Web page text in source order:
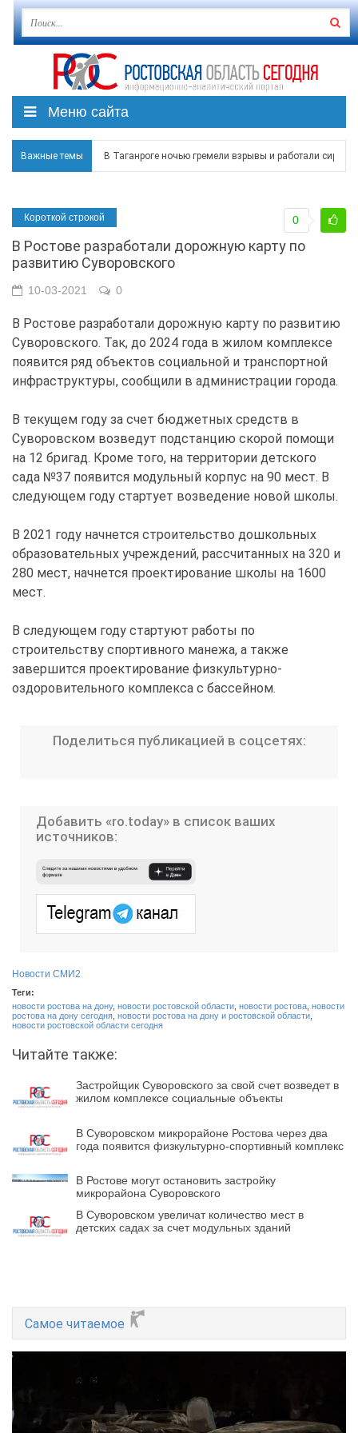
Меню сайта
Важные темы В Таганроге ночью гремели взрывы и работали сирены
Застройщики: градостроительная политика на Дону
Режим ЧС регионального характера начал
В Чеховской библиотеке Таганрога открылась
Короткой строкой
В Ростове разработали дорожную карту по
развитию Суворовского
0
10-03-2021 0
В Ростове разработали дорожную карту по развитию
Суворовского. Так, до 2024 года в жилом комплексе
появится ряд объектов социальной и транспортной
инфраструктуры, сообщили в администрации города.
В текущем году за счет бюджетных средств в
Суворовском возведут подстанцию скорой помощи
на 12 бригад. Кроме того, на территории детского
сада №37 появится модульный корпус на 90 мест. В
следующем году стартует возведение новой школы.
В 2021 году начнется строительство дошкольных
образовательных учреждений, рассчитанных на 320 и
280 мест, начнется проектирование школы на 1600
мест.
В следующем году стартуют работы по
строительству спортивного манежа, а также
завершится проектирование физкультурно-
оздоровительного комплекса с бассейном.
Поделиться публикацией в соцсетях:
Добавить «ro.today» в список ваших
источников:
Новости СМИ2
Теги:
новости ростова на дону, новости ростовской области новости ростова новости
ростова на дону сегодня новости ростова на дону и ростовской области
новости ростовской области сегодня
Читайте также:
Застройщик Суворовского за свой счет возведет в
жилом комплексе социальные объекты
В Суворовском микрорайоне Ростова через два
года появится физкультурно-спортивный комплекс
В Ростове могут остановить застройку
микрорайона Суворовского
В Суворовском увеличат количество мест в
детских садах за счет модульных зданий
Самое читаемое